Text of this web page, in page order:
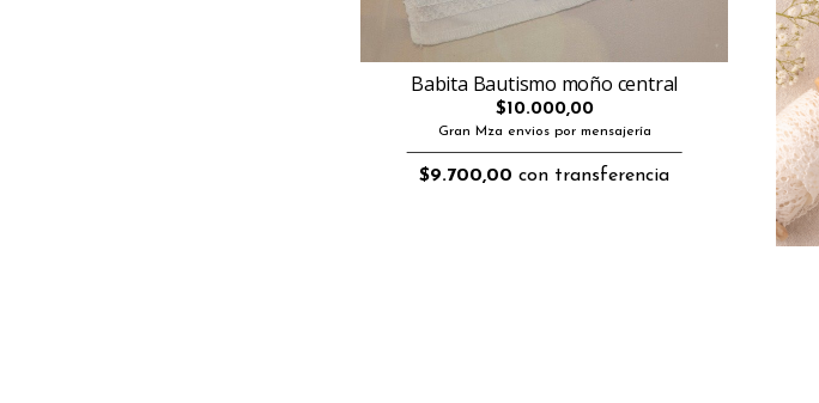
Babita Bautismo moño central
$10.000,00
Gran Mza envios por mensajería
$9.700,00 con transferencia